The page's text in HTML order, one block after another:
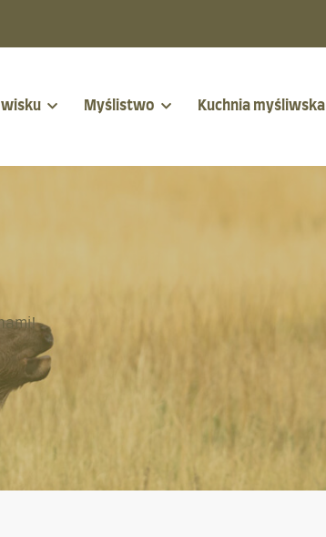
Myślistwo Kuchnia myśliwska